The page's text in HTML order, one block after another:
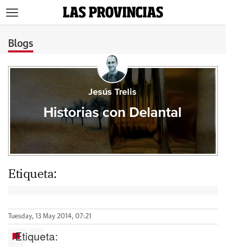
Blogs
Jesús Trelis
Historias con Delantal
Etiqueta:
Tuesday, 13 May 2014, 07:21
Etiqueta: